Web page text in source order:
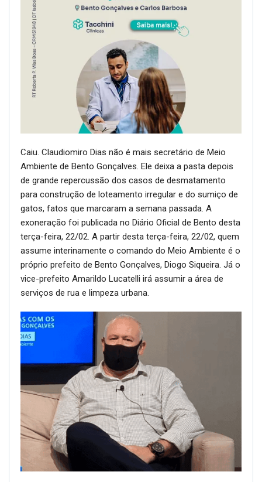
Caiu. Claudiomiro Dias não é mais secretário de Meio
Ambiente de Bento Gonçalves. Ele deixa a pasta depois
de grande repercussão dos casos de desmatamento
para construção de loteamento irregular e do sumiço de
gatos, fatos que marcaram a semana passada. A
exoneração foi publicada no Diário Oficial de Bento desta
terça-feira, 22/02. A partir desta terça-feira, 22/02, quem
assume interinamente o comando do Meio Ambiente é o
próprio prefeito de Bento Gonçalves, Diogo Siqueira. Já o
vice-prefeito Amarildo Lucatelli irá assumir a área de
serviços de rua e limpeza urbana.